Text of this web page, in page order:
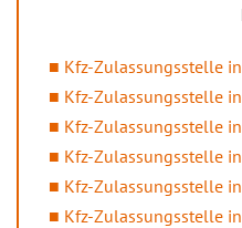
Kfz-Zulassungsstelle
Kfz-Zulassungsstelle
Kfz-Zulassungsstelle
Kfz-Zulassungsstelle
Kfz-Zulassungsstelle
Kfz-Zulassungsstelle